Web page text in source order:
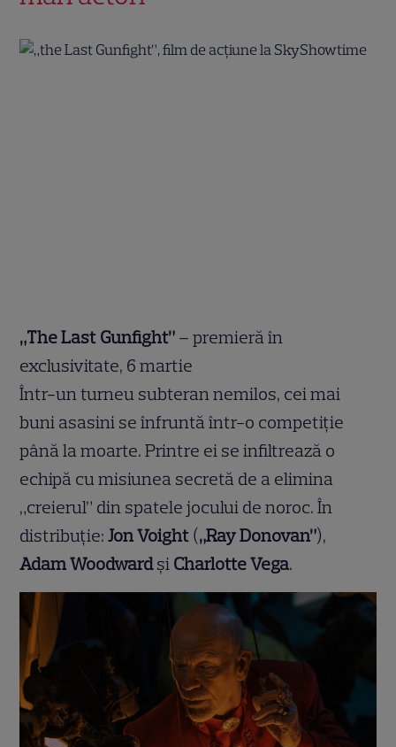
„The Last Gunfight” – premieră în
exclusivitate, 6 martie
Într-un turneu subteran nemilos, cei mai
buni asasini se înfruntă într-o competiție
până la moarte. Printre ei se infiltrează o
echipă cu misiunea secretă de a elimina
„creierul” din spatele jocului de noroc. În
distribuție:Jon Voight („Ray Donovan”),
Adam Woodwardși Charlotte Vega.